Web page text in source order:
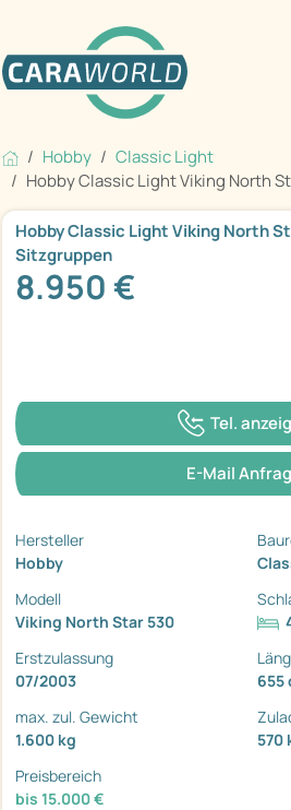
Hobby
Classic Light
Hobby Classic Light Viking North
Hobby Classic Light Viking North
Sitzgruppen
8.950 €
Tel.
E-Mail
Hersteller
Hobby
Modell
Viking North Star 530
Erstzulassung
07/2003
655
max. zul. Gewicht
1.600 kg
570
Preisbereich
bis 15.000 €